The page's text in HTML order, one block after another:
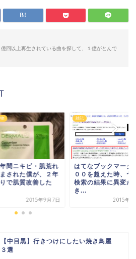
億回以上再生されている曲を探して、１億がとんで
間ニキビ・肌荒れ
された僕が、２年
で肌質改善した
2015年9月7日
雑記
はてなブックマーク
００を超えた時、ヤ
検索の結果に異変が
き...
2015年2
【中目黒】行きつけにしたい焼き鳥屋
３選